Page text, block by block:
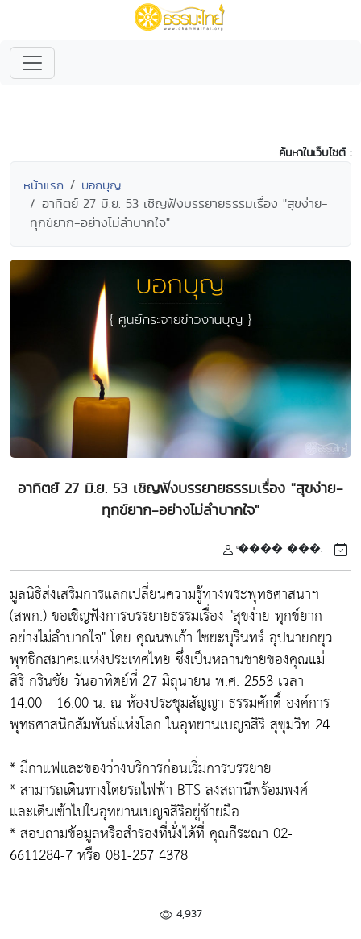
ค้นหาในเว็บไซต์ :
หน้าแรก บอกบุญ
อาทิตย์ 27 มิ.ย. 53 เชิญฟังบรรยายธรรมเรื่อง "สุขง่าย-
ทุกข์ยาก-อย่างไม่ลำบากใจ"
อาทิตย์ 27 มิ.ย. 53 เชิญฟังบรรยายธรรมเรื่อง "สุขง่าย-
ทุกข์ยาก-อย่างไม่ลำบากใจ"
ͧ���� ���.
มูลนิธิส่งเสริมการแลกเปลี่ยนความรู้ทางพระพุทธศาสนาฯ
(สพก.) ขอเชิญฟังการบรรยายธรรมเรื่อง "สุขง่าย-ทุกข์ยาก-
อย่างไม่ลำบากใจ" โดย คุณนพเก้า ไชยะบุรินทร์ อุปนายกยุว
พุทธิกสมาคมแห่งประเทศไทย ซึ่งเป็นหลานชายของคุณแม่
สิริ กรินชัย วันอาทิตย์ที่ 27 มิถุนายน พ.ศ. 2553 เวลา
14.00 - 16.00 น. ณ ห้องประชุมสัญญา ธรรมศักดิ์ องค์การ
พุทธศาสนิกสัมพันธ์แห่งโลก ในอุทยานเบญจสิริ สุขุมวิท 24
* มีกาแฟและของว่างบริการก่อนเริ่มการบรรยาย
* สามารถเดินทางโดยรถไฟฟ้า BTS ลงสถานีพร้อมพงศ์
และเดินเข้าไปในอุทยานเบญจสิริอยู่ซ้ายมือ
* สอบถามข้อมูลหรือสำรองที่นั่งได้ที่ คุณกีระณา 02-
6611284-7 หรือ 081-257 4378
4,937